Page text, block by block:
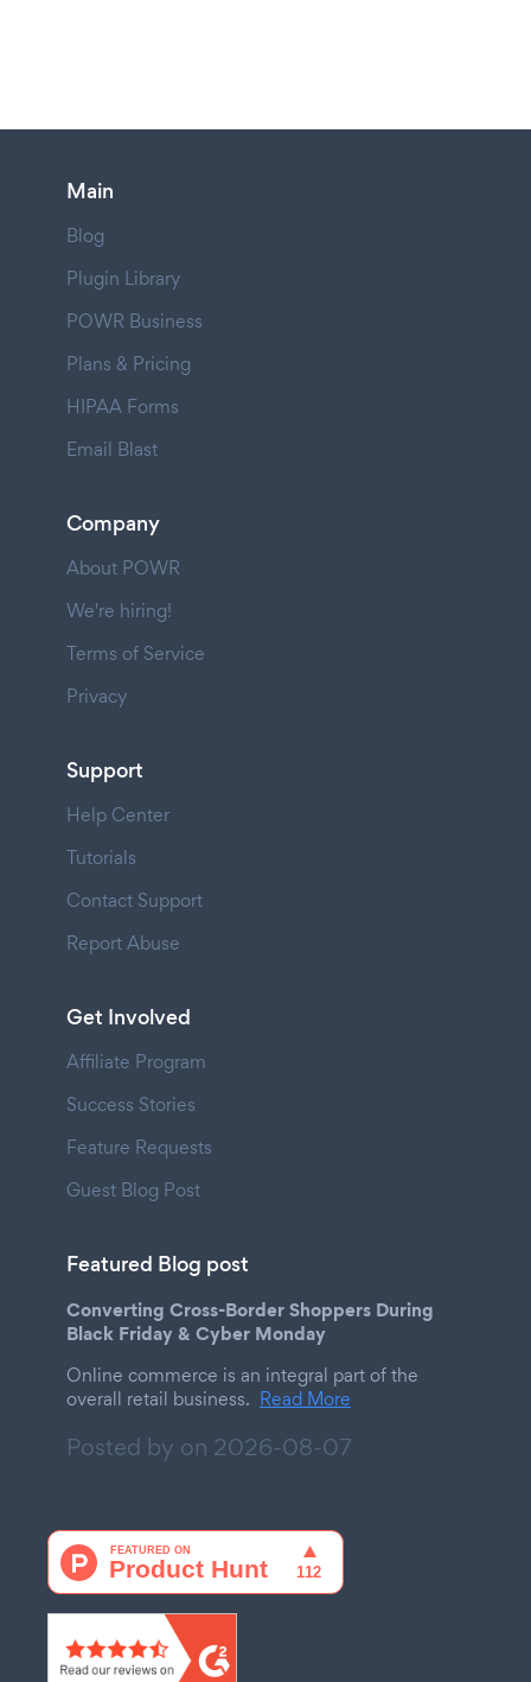
Main
Blog
Plugin Library
POWR Business
Plans & Pricing
HIPAA Forms
Email Blast
Company
About POWR
We're hiring!
Terms of Service
Privacy
Support
Help Center
Tutorials
Contact Support
Report Abuse
Get Involved
Affiliate Program
Success Stories
Feature Requests
Guest Blog Post
Featured Blog post
Converting Cross-Border Shoppers During
Black Friday & Cyber Monday
Online commerce is an integral part of the
overall retail business. Read More
Posted by on 2026-08-07